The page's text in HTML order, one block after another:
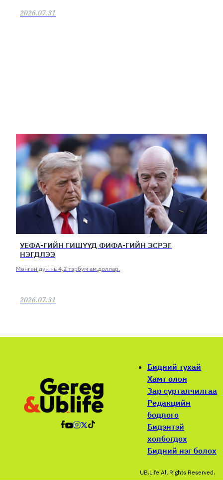
2026.07.31
УЕФА-ГИЙН ГИШҮҮД ФИФА-ГИЙН ЭСРЭГ
НЭГДЛЭЭ
Мөнгөн дүн нь 4,2 тэрбум ам.доллар.
2026.07.31
Бидний тухай
Хамт олон
Зар сурталчилгаа
Редакцийн
бодлого
Бидэнтэй
холбогдох
Бидний нэг болох
UB.Life All Rights Reserved.